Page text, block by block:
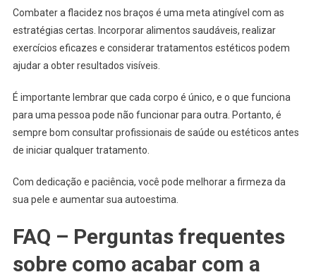
Combater a flacidez nos braços é uma meta atingível com as
estratégias certas. Incorporar alimentos saudáveis, realizar
exercícios eficazes e considerar tratamentos estéticos podem
ajudar a obter resultados visíveis.
É importante lembrar que cada corpo é único, e o que funciona
para uma pessoa pode não funcionar para outra. Portanto, é
sempre bom consultar profissionais de saúde ou estéticos antes
de iniciar qualquer tratamento.
Com dedicação e paciência, você pode melhorar a firmeza da
sua pele e aumentar sua autoestima.
FAQ – Perguntas frequentes
sobre como acabar com a